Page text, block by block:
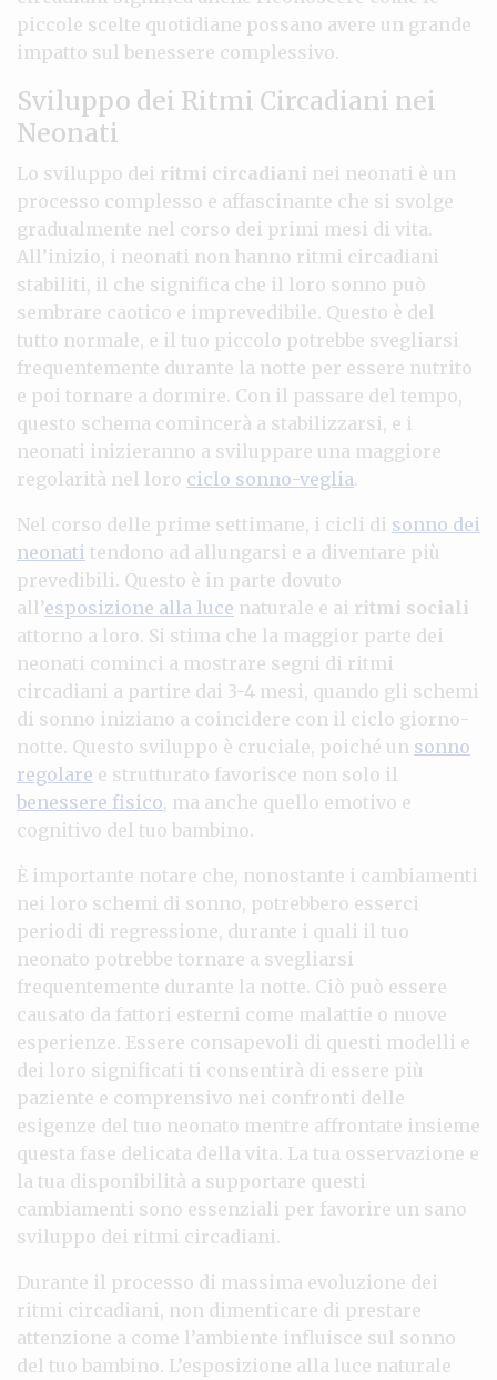
piccole scelte quotidiane possano avere un grande
impatto sul benessere complessivo.
Sviluppo dei Ritmi Circadiani nei
Neonati
Lo sviluppo dei ritmi circadiani nei neonati è un
processo complesso e affascinante che si svolge
gradualmente nel corso dei primi mesi di vita.
All’inizio, i neonati non hanno ritmi circadiani
stabiliti, il che significa che il loro sonno può
sembrare caotico e imprevedibile. Questo è del
tutto normale, e il tuo piccolo potrebbe svegliarsi
frequentemente durante la notte per essere nutrito
e poi tornare a dormire. Con il passare del tempo,
questo schema comincerà a stabilizzarsi, e i
neonati inizieranno a sviluppare una maggiore
regolarità nel loro ciclo sonno-veglia.
Nel corso delle prime settimane, i cicli di sonno dei
neonati tendono ad allungarsi e a diventare più
prevedibili. Questo è in parte dovuto
all’esposizione alla luce naturale e ai ritmi sociali
attorno a loro. Si stima che la maggior parte dei
neonati cominci a mostrare segni di ritmi
circadiani a partire dai 3-4 mesi, quando gli schemi
di sonno iniziano a coincidere con il ciclo giorno-
notte. Questo sviluppo è cruciale, poiché un sonno
regolare e strutturato favorisce non solo il
benessere fisico, ma anche quello emotivo e
cognitivo del tuo bambino.
È importante notare che, nonostante i cambiamenti
nei loro schemi di sonno, potrebbero esserci
periodi di regressione, durante i quali il tuo
neonato potrebbe tornare a svegliarsi
frequentemente durante la notte. Ciò può essere
causato da fattori esterni come malattie o nuove
esperienze. Essere consapevoli di questi modelli e
dei loro significati ti consentirà di essere più
paziente e comprensivo nei confronti delle
esigenze del tuo neonato mentre affrontate insieme
questa fase delicata della vita. La tua osservazione e
la tua disponibilità a supportare questi
cambiamenti sono essenziali per favorire un sano
sviluppo dei ritmi circadiani.
Durante il processo di massima evoluzione dei
ritmi circadiani, non dimenticare di prestare
attenzione a come l’ambiente influisce sul sonno
del tuo bambino. L’esposizione alla luce naturale